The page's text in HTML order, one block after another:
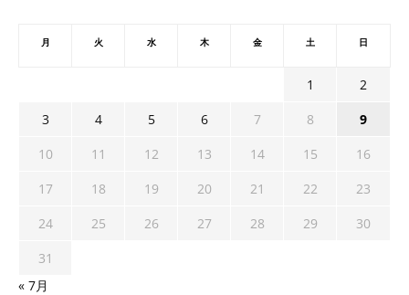
月 火 水 木 金 土 日
1
2
3
4 5 6 7 8
9
10
11 12 13 14 15
16
17
18 19 20 21 22
23
24
25 26 27 28 29
30
31
« 7月